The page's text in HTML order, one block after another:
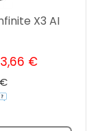
X3 AI
€